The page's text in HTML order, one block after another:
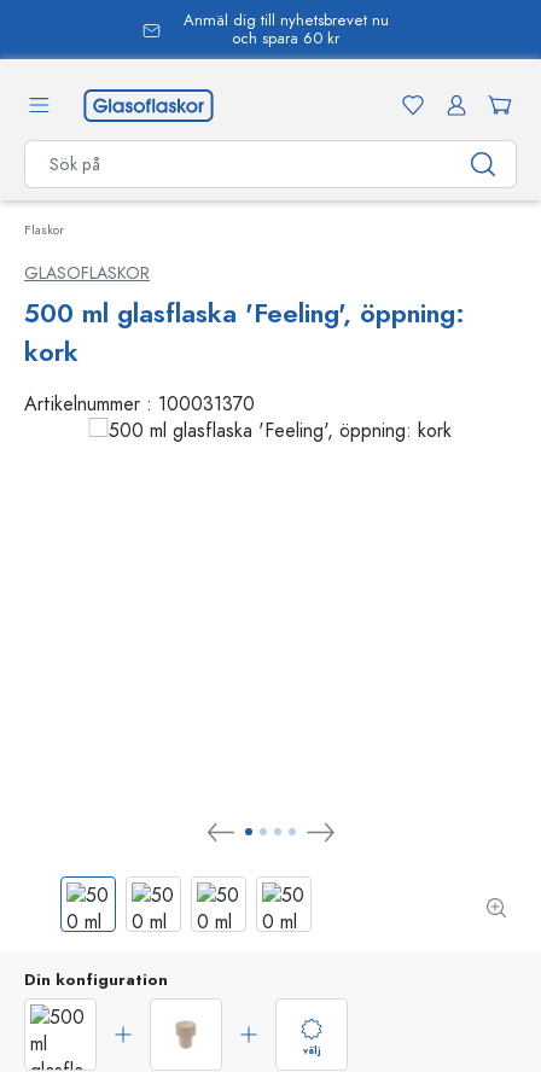
Anmäl dig till nyhetsbrevet nu
och spara 60 kr
Flaskor
GLASOFLASKOR
500 ml glasflaska 'Feeling', öppning:
kork
Artikelnummer : 100031370
Din konfiguration
välj